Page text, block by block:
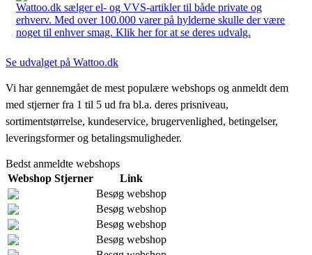
Wattoo.dk sælger el- og VVS-artikler til både private og
erhverv. Med over 100.000 varer på hylderne skulle der være
noget til enhver smag. Klik her for at se deres udvalg.
Se udvalget på Wattoo.dk
Vi har gennemgået de mest populære webshops og anmeldt dem
med stjerner fra 1 til 5 ud fra bl.a. deres prisniveau,
sortimentstørrelse, kundeservice, brugervenlighed, betingelser,
leveringsformer og betalingsmuligheder.
Bedst anmeldte webshops
Webshop Stjerner
Link
Besøg webshop
Besøg webshop
Besøg webshop
Besøg webshop